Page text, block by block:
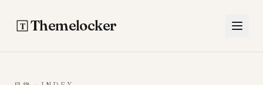
Themelocker